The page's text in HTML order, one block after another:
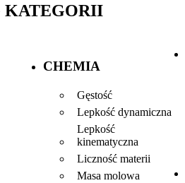
KATEGORII
CHEMIA
Gęstość
Lepkość dynamiczna
Lepkość
kinematyczna
Liczność materii
Masa molowa